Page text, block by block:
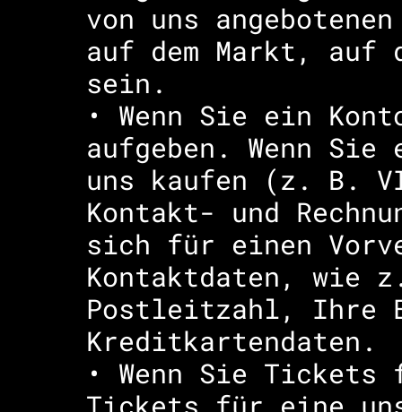
von uns
auf dem Markt, auf
sein.
• Wenn Sie ein
aufgeben. Wenn
uns kaufen (z. B.
Kontakt- und
sich für einen
Kontaktdaten, wie
Postleitzahl, Ihre
Kreditkartendaten.
• Wenn Sie Tickets